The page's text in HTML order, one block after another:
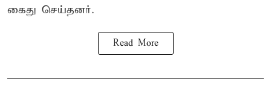
கைது செய்தனர்.
Read More